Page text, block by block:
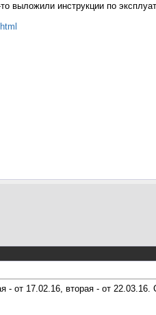
выложили инструкции по
- от 17.02.16, вторая - от